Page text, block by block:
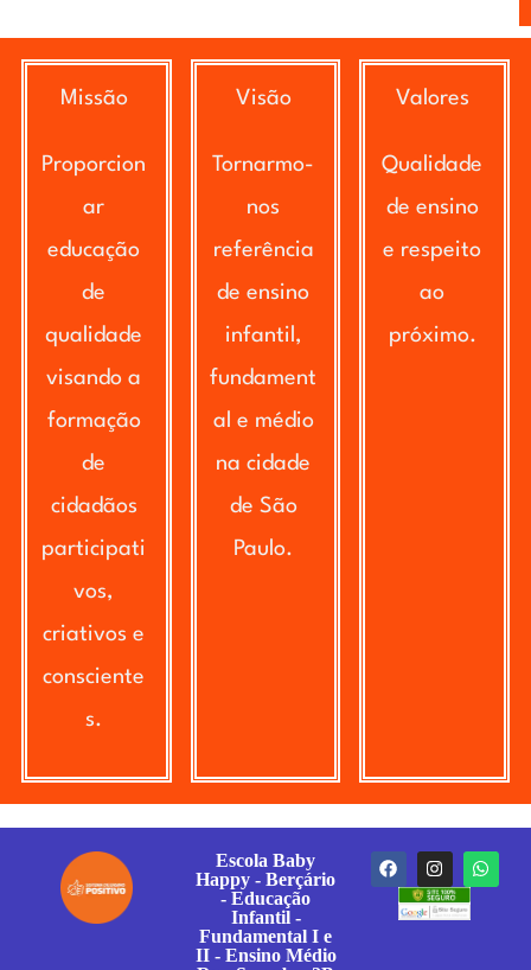
Missão
Proporcion
ar
educação
de
qualidade
visando a
formação
de
cidadãos
participati
vos,
criativos e
consciente
s.
Visão
Tornarmo-
nos
referência
de ensino
infantil,
fundament
al e médio
na cidade
de São
Paulo.
Valores
Qualidade
de ensino
e respeito
ao
próximo.
Escola Baby
Happy - Berçário
- Educação
Infantil -
Fundamental I e
II - Ensino Médio